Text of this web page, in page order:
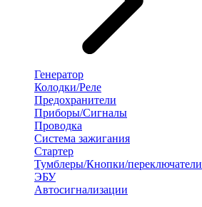
Генератор
Колодки/Реле
Предохранители
Приборы/Сигналы
Проводка
Система зажигания
Стартер
Тумблеры/Кнопки/переключатели
ЭБУ
Автосигнализации